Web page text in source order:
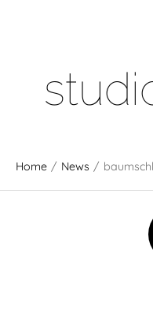
Home / News /